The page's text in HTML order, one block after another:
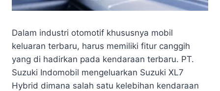
Dalam industri otomotif khususnya mobil
keluaran terbaru, harus memiliki fitur canggih
yang di hadirkan pada kendaraan terbaru. PT.
Suzuki Indomobil mengeluarkan Suzuki XL7
Hybrid dimana salah satu kelebihan kendaraan